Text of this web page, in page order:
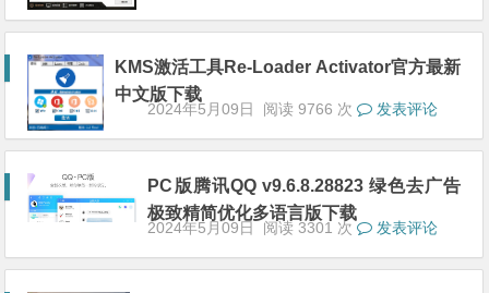
KMS激活工具Re-Loader Activator官方最新
中文版下载
2024年5月09日 阅读 9766 次 发表评论
PC版腾讯QQ v9.6.8.28823 绿色去广告
极致精简优化多语言版下载
2024年5月09日 阅读 3301 次 发表评论